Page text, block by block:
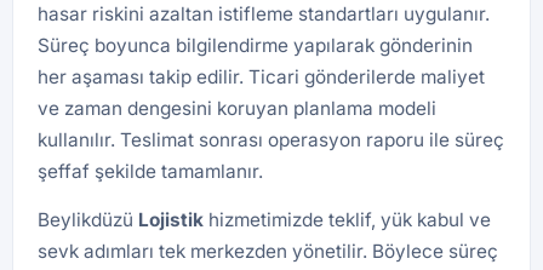
hasar riskini azaltan istifleme standartları uygulanır.
Süreç boyunca bilgilendirme yapılarak gönderinin
her aşaması takip edilir. Ticari gönderilerde maliyet
ve zaman dengesini koruyan planlama modeli
kullanılır. Teslimat sonrası operasyon raporu ile süreç
şeffaf şekilde tamamlanır.
Beylikdüzü Lojistik hizmetimizde teklif, yük kabul ve
sevk adımları tek merkezden yönetilir. Böylece süreç